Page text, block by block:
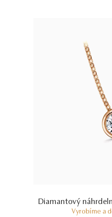
Diamantový
Vyrobíme a